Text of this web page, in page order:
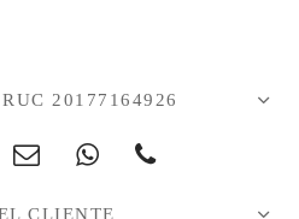
20177164926
CLIENTE